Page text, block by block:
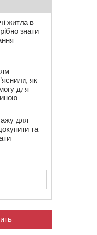
житла в
знати
як
для
для
та